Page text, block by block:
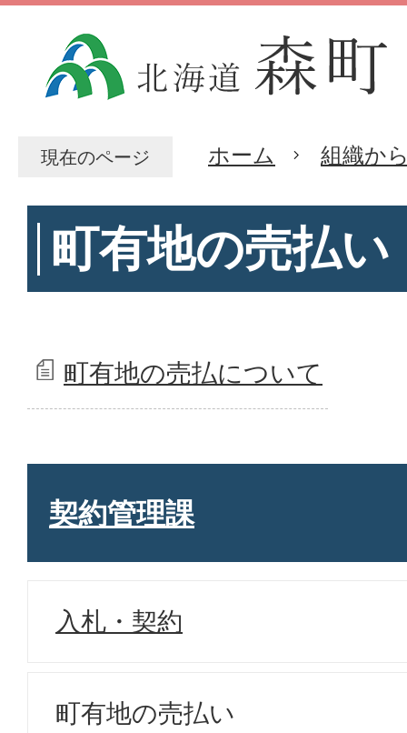
現在のページ ホーム 組織か
町有地の売払い
町有地の売払について
契約管理課
入札・契約
町有地の売払い